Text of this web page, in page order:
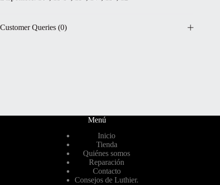
Customer Queries (0)
Menú
Inicio
Tienda
Quiénes somos
Reparación
Contacto
Consejos de Luthier.